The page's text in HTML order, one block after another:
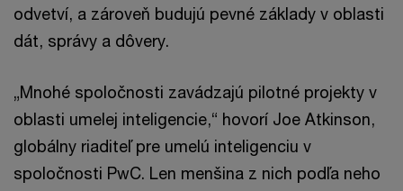
odvetví, a zároveň budujú pevné základy v oblasti
dát, správy a dôvery.
„Mnohé spoločnosti zavádzajú pilotné projekty v
oblasti umelej inteligencie,“ hovorí Joe Atkinson,
globálny riaditeľ pre umelú inteligenciu v
spoločnosti PwC. Len menšina z nich podľa neho